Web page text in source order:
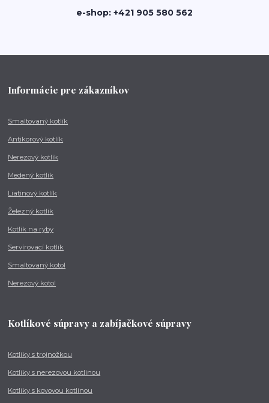
e-shop: +421 905 580 562
Informácie pre zákazníkov
Smaltovaný kotlík
Antikorový kotlík
Nerezový kotlík
Medený kotlík
Liatinový kotlík
Železný kotlík
Kotlík na ryby
Servírovací kotlík
Smaltovaný kotol
Nerezový kotol
Kotlíkové súpravy a zabíjačkové súpravy
Kotlíky s trojnožkou
Kotlíky s nerezovou kotlinou
Kotlíky s kovovou kotlinou